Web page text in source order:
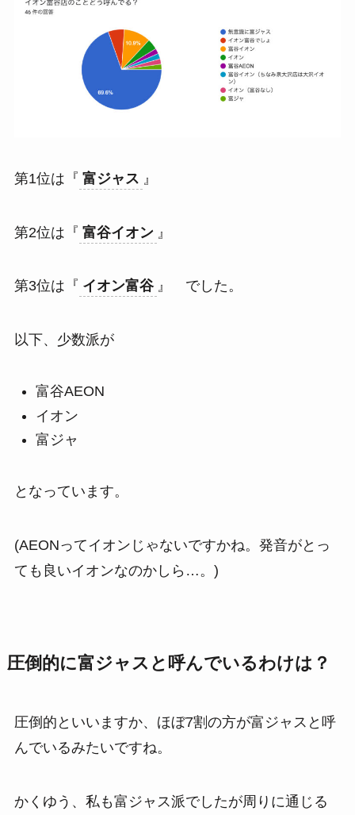
第1位は『 富ジャス 』
第2位は『 富谷イオン 』
第3位は『 イオン富谷 』 でした。
以下、少数派が
富谷AEON
イオン
富ジャ
となっています。
(AEONってイオンじゃないですかね。発音がとっ
ても良いイオンなのかしら…。)
圧倒的に富ジャスと呼んでいるわけは？
圧倒的といいますか、ほぼ7割の方が富ジャスと呼
んでいるみたいですね。
かくゆう、私も富ジャス派でしたが周りに通じる